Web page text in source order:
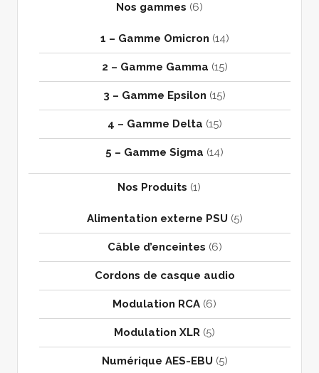
Nos gammes (6)
1 – Gamme Omicron (14)
2 – Gamme Gamma (15)
3 – Gamme Epsilon (15)
4 – Gamme Delta (15)
5 – Gamme Sigma (14)
Nos Produits (1)
Alimentation externe PSU (5)
Câble d’enceintes (6)
Cordons de casque audio
Modulation RCA (6)
Modulation XLR (5)
Numérique AES-EBU (5)